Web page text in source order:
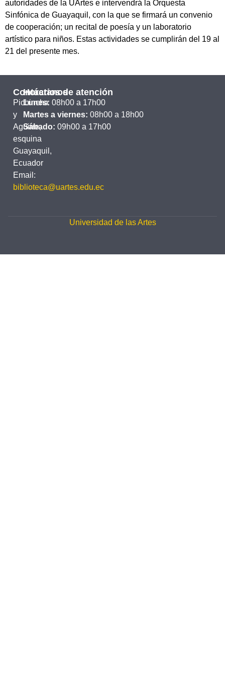
autoridades de la UArtes e intervendrá la Orquesta
Sinfónica de Guayaquil, con la que se firmará un convenio
de cooperación; un recital de poesía y un laboratorio
artístico para niños. Estas actividades se cumplirán del 19 al
21 del presente mes.
Contáctanos
Pichincha
y
Aguirre,
esquina
Guayaquil,
Ecuador
Email:
biblioteca@uartes.edu.ec
Horarios de atención
Lunes: 08h00 a 17h00
Martes a viernes: 08h00 a 18h00
Sábado: 09h00 a 17h00
Universidad de las Artes